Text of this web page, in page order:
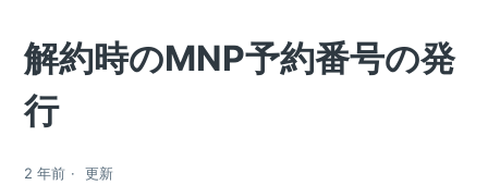
解約時のMNP予約番号の発
行
2 年前 更新